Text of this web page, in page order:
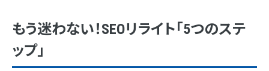
もう迷わない！SEOリライト「5つのステ
ップ」